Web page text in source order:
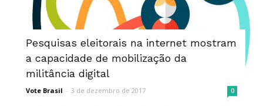
Pesquisas eleitorais na internet mostram
a capacidade de mobilização da
militância digital
Vote Brasil - 3 de dezembro de 2017 0